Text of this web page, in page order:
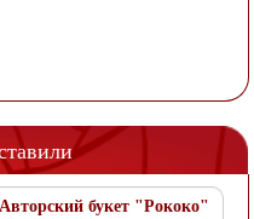
Авторский букет "Рококо"